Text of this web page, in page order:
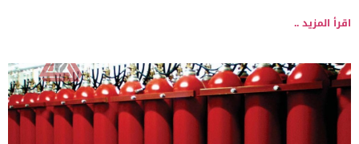
اقرأ المزيد ..